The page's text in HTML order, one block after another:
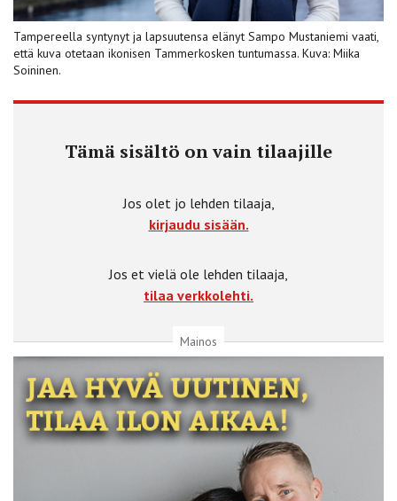
Tampereella syntynyt ja lapsuutensa elänyt Sampo Mustaniemi vaati,
että kuva otetaan ikonisen Tammerkosken tuntumassa. Kuva: Miika
Soininen.
Tämä sisältö on vain tilaajille
Jos olet jo lehden tilaaja,
kirjaudu sisään.
Jos et vielä ole lehden tilaaja,
tilaa verkkolehti.
Mainos